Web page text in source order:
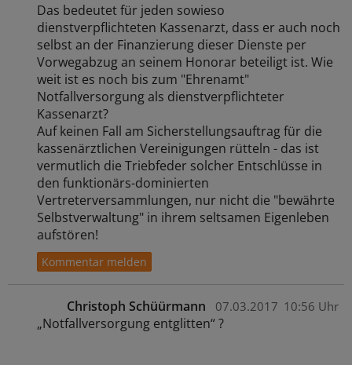
Das bedeutet für jeden sowieso
dienstverpflichteten Kassenarzt, dass er auch noch
selbst an der Finanzierung dieser Dienste per
Vorwegabzug an seinem Honorar beteiligt ist. Wie
weit ist es noch bis zum "Ehrenamt"
Notfallversorgung als dienstverpflichteter
Kassenarzt?
Auf keinen Fall am Sicherstellungsauftrag für die
kassenärztlichen Vereinigungen rütteln - das ist
vermutlich die Triebfeder solcher Entschlüsse in
den funktionärs-dominierten
Vertreterversammlungen, nur nicht die "bewährte
Selbstverwaltung" in ihrem seltsamen Eigenleben
aufstören!
Christoph Schüürmann 07.03.2017 10:56 Uhr
„Notfallversorgung entglitten“ ?